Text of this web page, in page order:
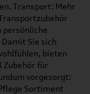
Transport: Mehr
persönliche
Sie sich
bieten
Zubehör für
vorgesorgt:
Sortiment